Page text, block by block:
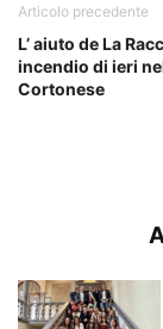
Articolo precedente
L’ aiuto de La
incendio di ieri
Cortonese